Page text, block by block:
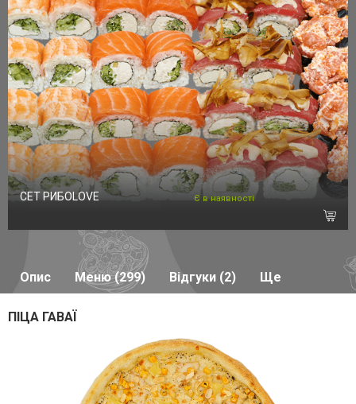
СЕТ РИБОLOVE Є в наявності
Опис Меню (299) Відгуки (2) Ще
ПІЦА ГАВАЇ